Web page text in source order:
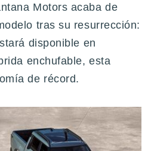
Motors acaba de
tras su resurrección:
disponible en
enchufable, esta
de récord.